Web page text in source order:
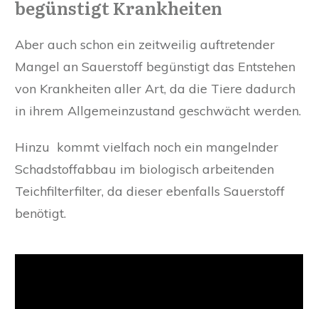
begünstigt Krankheiten
Aber auch schon ein zeitweilig auftretender
Mangel an Sauerstoff begünstigt das Entstehen
von Krankheiten aller Art, da die Tiere dadurch
in ihrem Allgemeinzustand geschwächt werden.
Hinzu kommt vielfach noch ein mangelnder
Schadstoffabbau im biologisch arbeitenden
Teichfilterfilter, da dieser ebenfalls Sauerstoff
benötigt.